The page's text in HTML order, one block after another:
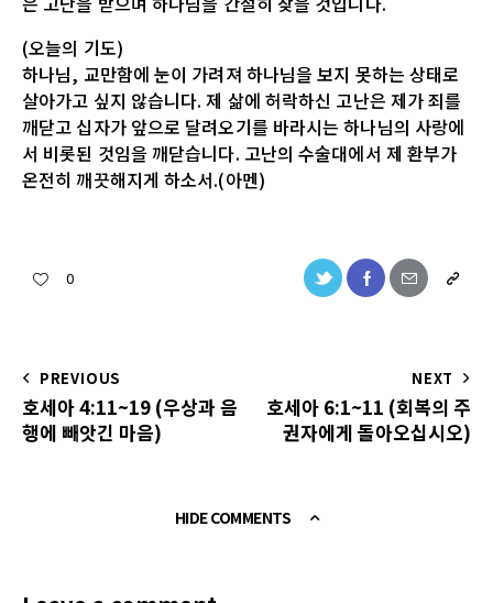
(오늘의 기도)
하나님, 교만함에 눈이 가려져 하나님을 보지 못하는 상태로
살아가고 싶지 않습니다. 제 삶에 허락하신 고난은 제가 죄를
깨닫고 십자가 앞으로 달려오기를 바라시는 하나님의 사랑에
서 비롯된 것임을 깨닫습니다. 고난의 수술대에서 제 환부가
온전히 깨끗해지게 하소서.(아멘)
0
PREVIOUS
호세아 4:11~19 (우상과 음
행에 빼앗긴 마음)
NEXT
호세아 6:1~11 (회복의 주
권자에게 돌아오십시오)
HIDE COMMENTS